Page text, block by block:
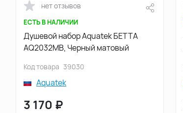
нет отзывов
ЕСТЬ В НАЛИЧИИ
Душевой набор Aquatek БЕТТА
AQ2032MB, Черный матовый
Код товара 39030
Aquatek
3 170 ₽